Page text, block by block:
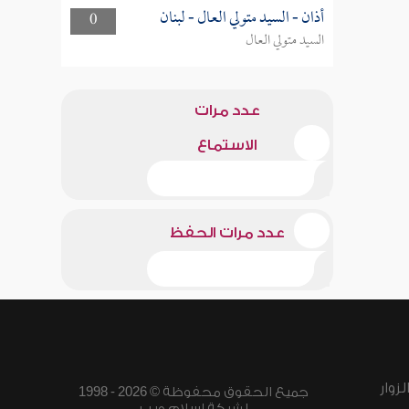
0
أذان - السيد متولي العال - لبنان
السيد متولي العال
عدد مرات
الاستماع
عدد مرات الحفظ
جميع الحقوق محفوظة © 2026 - 1998